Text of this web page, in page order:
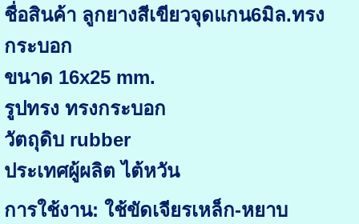
ชื่อสินค้า ลูกยางสีเขียวจุดแกน6มิล.ทรง
กระบอก
ขนาด 16x25 mm.
รูปทรง ทรงกระบอก
วัตถุดิบ rubber
ประเทศผู้ผลิต ไต้หวัน
การใช้งาน: ใช้ขัดเจียรเหล็ก-หยาบ